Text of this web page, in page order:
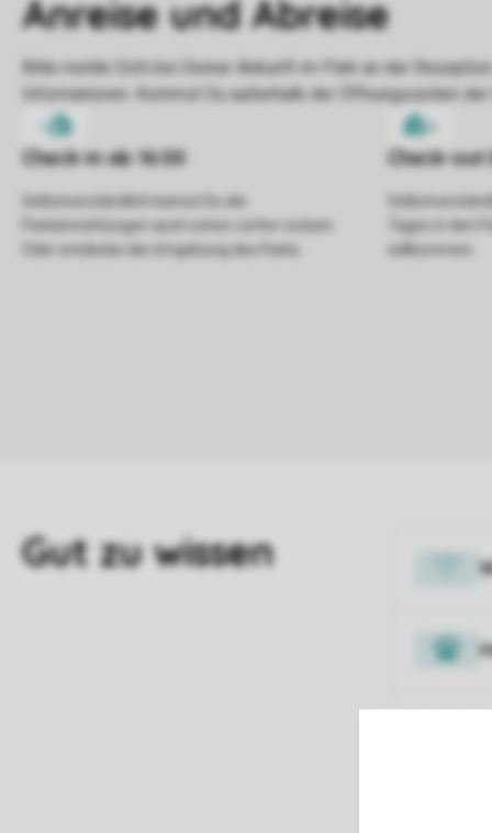
Selbstverständlich kannst Du die
Parkeinrichtungen auch schon vorher nutzen.
Oder entdecke die Umgebung des Parks.
Tages in den
willkommen.